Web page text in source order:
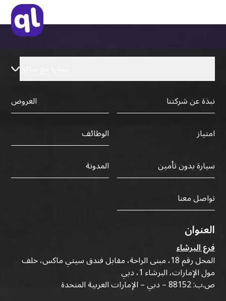
نبذة عن شركتنا
العروض
امتياز
الوظائف
سيارة بدون تأمين
المدونة
تواصل معنا
العنوان
فرع البرشاء
المحل رقم 18، مبنى الراحة، مقابل فندق سيتي ماكس، خلف
مول الإمارات، البرشاء 1، دبي
ص.ب: 88152 – دبي – الإمارات العربية المتحدة